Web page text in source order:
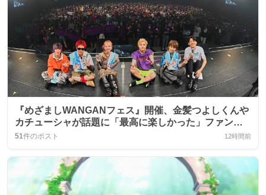
『めざましWANGANフェス』開催、金髪つよしくんや
カチューシャが話題に「最高に楽しかった」ファンの
声
51件のポスト 12時間前